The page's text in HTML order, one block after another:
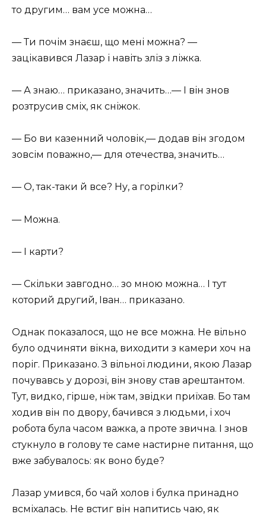
то другим… вам усе можна…
— Ти почім знаєш, що мені можна? —
зацікавився Лазар і навіть зліз з ліжка.
— А знаю… приказано, значить…— І він знов
розтрусив сміх, як сніжок.
— Бо ви казенний чоловік,— додав він згодом
зовсім поважно,— для отечества, значить…
— О, так-таки й все? Ну, а горілки?
— Можна.
— І карти?
— Скільки завгодно… зо мною можна… І тут
которий другий, Іван… приказано.
Однак показалося, що не все можна. Не вільно
було одчиняти вікна, виходити з камери хоч на
поріг. Приказано. З вільної людини, якою Лазар
почувавсь у дорозі, він знову став арештантом.
Тут, видко, гірше, ніж там, звідки приїхав. Бо там
ходив він по двору, бачився з людьми, і хоч
робота була часом важка, а проте звична. І знов
стукнуло в голову те саме настирне питання, що
вже забувалось: як воно буде?
Лазар умився, бо чай холов і булка принадно
всміхалась. Не встиг він напитись чаю, як